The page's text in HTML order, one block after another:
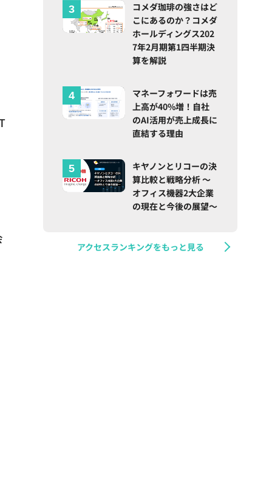
コメダ珈琲の強さはど
こにあるのか？コメダ
ホールディングス202
7年2月期第1四半期決
算を解説
マネーフォワードは売
上高が40%増！自社
のAI活用が売上成長に
直結する理由
キヤノンとリコーの決
算比較と戦略分析 ～
オフィス機器2大企業
の現在と今後の展望～
アクセスランキングをもっと見る